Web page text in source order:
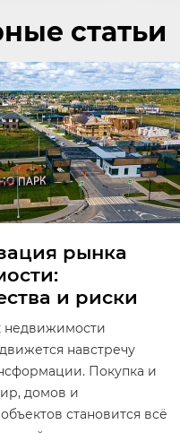
статьи
рынка
и риски
недвижимости
навстречу
Покупка и
домов и
становится всё